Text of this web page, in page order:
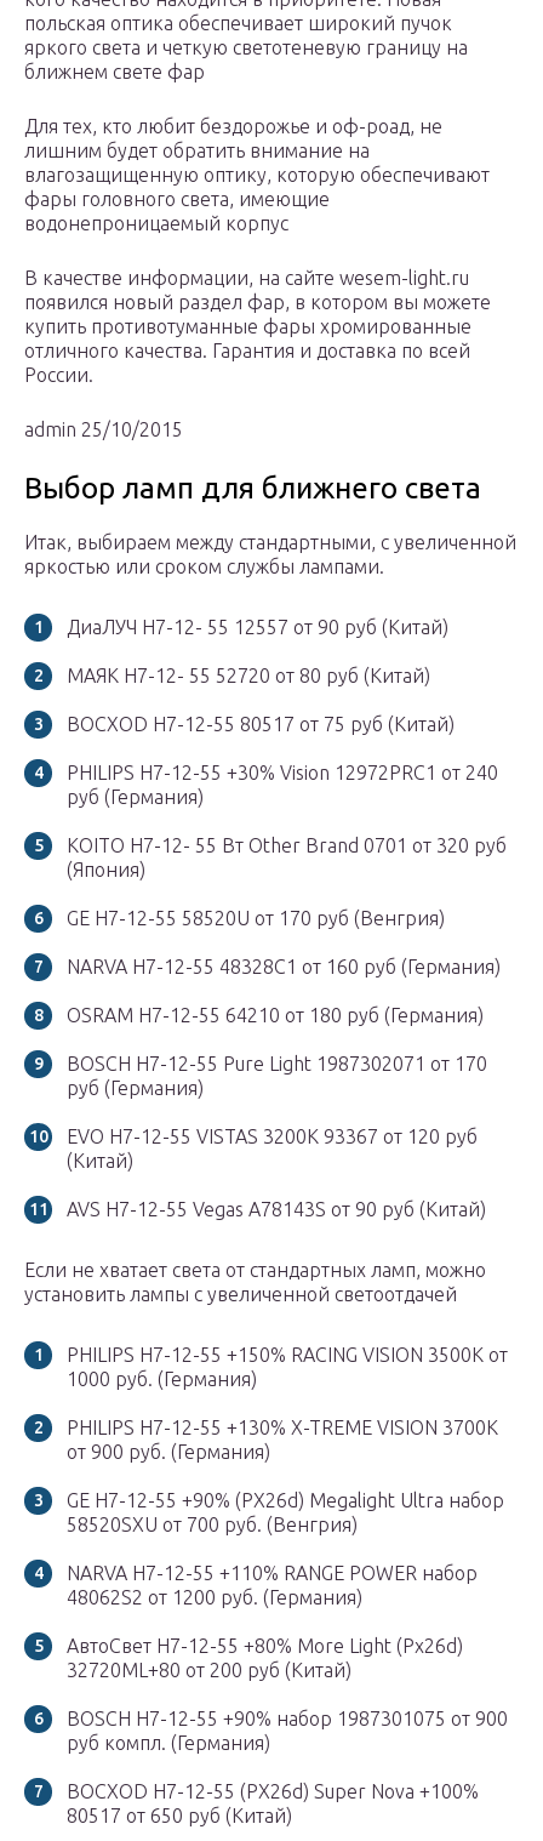
польская оптика обеспечивает широкий пучок
яркого света и четкую светотеневую границу на
ближнем свете фар
Для тех, кто любит бездорожье и оф-роад, не
лишним будет обратить внимание на
влагозащищенную оптику, которую обеспечивают
фары головного света, имеющие
водонепроницаемый корпус
В качестве информации, на сайте wesem-light.ru
появился новый раздел фар, в котором вы можете
купить противотуманные фары хромированные
отличного качества. Гарантия и доставка по всей
России.
admin 25/10/2015
Выбор ламп для ближнего света
Итак, выбираем между стандартными, с увеличенной
яркостью или сроком службы лампами.
ДиаЛУЧ H7-12- 55 12557 от 90 руб (Китай)
МАЯК H7-12- 55 52720 от 80 руб (Китай)
ВОСХОD H7-12-55 80517 от 75 руб (Китай)
PHILIPS H7-12-55 +30% Vision 12972PRC1 от 240
руб (Германия)
KOITO H7-12- 55 Вт Other Brand 0701 от 320 руб
(Япония)
GE H7-12-55 58520U от 170 руб (Венгрия)
NARVA H7-12-55 48328C1 от 160 руб (Германия)
OSRAM H7-12-55 64210 от 180 руб (Германия)
BOSCH H7-12-55 Pure Light 1987302071 от 170
руб (Германия)
EVO H7-12-55 VISTAS 3200К 93367 от 120 руб
(Китай)
AVS H7-12-55 Vegas A78143S от 90 руб (Китай)
Если не хватает света от стандартных ламп, можно
установить лампы с увеличенной светоотдачей
PHILIPS H7-12-55 +150% RACING VISION 3500К от
1000 руб. (Германия)
PHILIPS H7-12-55 +130% X-TREME VISION 3700К
от 900 руб. (Германия)
GE H7-12-55 +90% (PX26d) Megalight Ultra набор
58520SXU от 700 руб. (Венгрия)
NARVA H7-12-55 +110% RANGE POWER набор
48062S2 от 1200 руб. (Германия)
АвтоСвет H7-12-55 +80% More Light (Px26d)
32720ML+80 от 200 руб (Китай)
BOSCH H7-12-55 +90% набор 1987301075 от 900
руб компл. (Германия)
ВОСХОD H7-12-55 (PX26d) Super Nova +100%
80517 от 650 руб (Китай)